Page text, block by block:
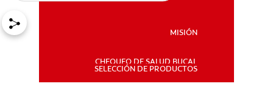
MISIÓN
CHEQUEO DE SALUD BUCAL
SELECCIÓN DE PRODUCTOS